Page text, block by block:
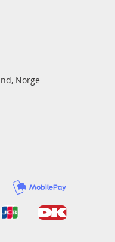
Norge